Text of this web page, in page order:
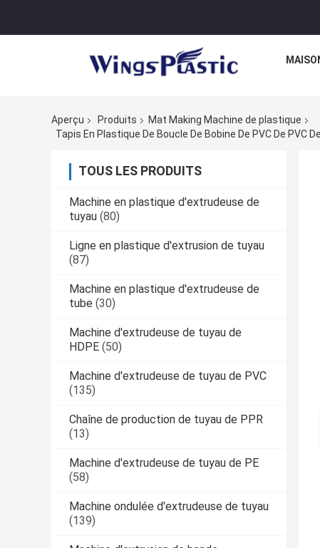
Aperçu Produits
Mat Making Machine de plastique
TOUS LES PRODUITS
Machine en plastique d'extrudeuse de
tuyau (80)
Ligne en plastique d'extrusion de tuyau
(87)
Machine en plastique d'extrudeuse de
tube (30)
Machine d'extrudeuse de tuyau de
HDPE (50)
Machine d'extrudeuse de tuyau de PVC
(135)
Chaîne de production de tuyau de PPR
(13)
Machine d'extrudeuse de tuyau de PE
(58)
Machine ondulée d'extrudeuse de tuyau
(139)